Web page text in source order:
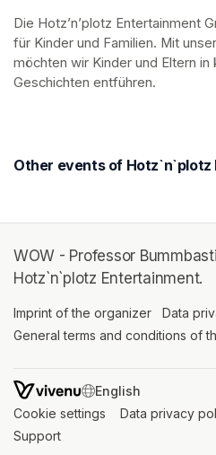
Die Hotz’n’plotz Entertainment
für Kinder und Familien. Mit
möchten wir Kinder und Eltern in
Geschichten entführen.
Other events of
WOW - Professor
Hotz`n`plotz Entertainment.
Imprint of the organizer (opens in
Data
General terms and conditions of
SWITCH LANGUAGE
Cookie settings (opens in a new
Data privacy
Support